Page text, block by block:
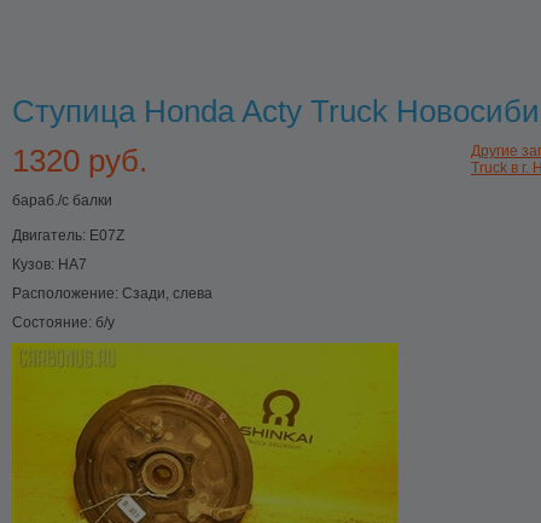
Ступица Honda Acty Truck
Другие
Truck в г.
1320 руб.
бараб./с балки
Двигатель: E07Z
Кузов: HA7
Расположение: Сзади, слева
Состояние: б/у